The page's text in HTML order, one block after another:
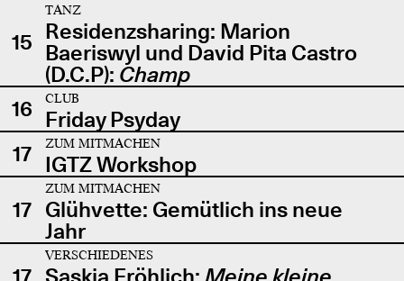
15
TANZ
Residenzsharing: Marion
Baeriswyl und David Pita Castro
(D.C.P): Champ
16
CLUB
Friday Psyday
17
ZUM MITMACHEN
IGTZ Workshop
17
ZUM MITMACHEN
Glühvette: Gemütlich ins neue
Jahr
VERSCHIEDENES